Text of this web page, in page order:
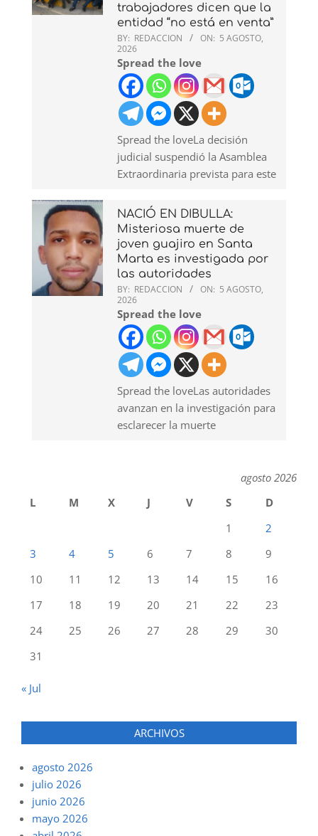
trabajadores dicen que la
entidad “no está en venta”
BY: REDACCION ON: 5 AGOSTO,
2026
Spread the love
Spread the loveLa decisión
judicial suspendió la Asamblea
Extraordinaria prevista para este
NACIÓ EN DIBULLA:
Misteriosa muerte de
joven guajiro en Santa
Marta es investigada por
las autoridades
BY: REDACCION ON: 5 AGOSTO,
2026
Spread the love
Spread the loveLas autoridades
avanzan en la investigación para
esclarecer la muerte
agosto 2026
L
M X J V S
D
1
2
3
4 5 6 7 8
9
10
11 12 13 14 15
16
17
18 19 20 21 22
23
24
25 26 27 28 29
30
31
« Jul
ARCHIVOS
agosto 2026
julio 2026
junio 2026
mayo 2026